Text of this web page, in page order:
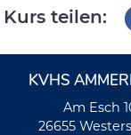
Kurs teilen:
KVHS
Am Esch
26655